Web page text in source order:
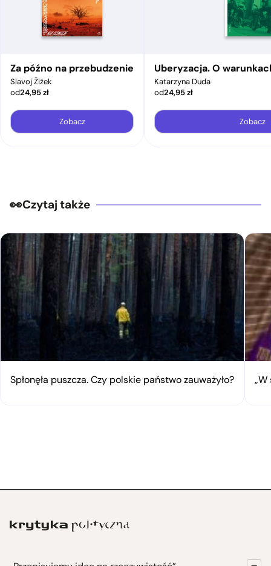
Za późno na przebudzenie
Slavoj Žižek
od24,95zł
Zobacz
Uberyzacja. O
Katarzyna Duda
od24,95zł
Zobacz
Czytaj także
Spłonęła puszcza. Czy polskie państwo zauważyło?